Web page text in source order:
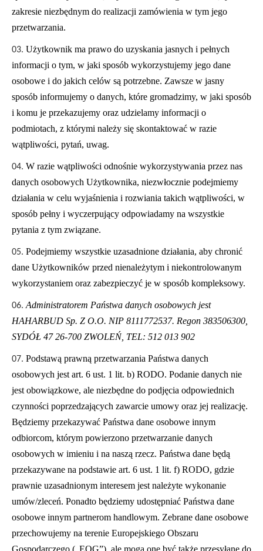
zakresie niezbędnym do realizacji zamówienia w tym jego
przetwarzania.
Użytkownik ma prawo do uzyskania jasnych i pełnych
informacji o tym, w jaki sposób wykorzystujemy jego dane
osobowe i do jakich celów są potrzebne. Zawsze w jasny
sposób informujemy o danych, które gromadzimy, w jaki sposób
i komu je przekazujemy oraz udzielamy informacji o
podmiotach, z którymi należy się skontaktować w razie
wątpliwości, pytań, uwag.
W razie wątpliwości odnośnie wykorzystywania przez nas
danych osobowych Użytkownika, niezwłocznie podejmiemy
działania w celu wyjaśnienia i rozwiania takich wątpliwości, w
sposób pełny i wyczerpujący odpowiadamy na wszystkie
pytania z tym związane.
Podejmiemy wszystkie uzasadnione działania, aby chronić
dane Użytkowników przed nienależytym i niekontrolowanym
wykorzystaniem oraz zabezpieczyć je w sposób kompleksowy.
Administratorem Państwa danych osobowych jest
HAHARBUD Sp. Z O.O. NIP 8111772537. Regon 383506300,
SYDÓŁ 47 26-700 ZWOLEŃ, TEL: 512 013 902
Podstawą prawną przetwarzania Państwa danych
osobowych jest art. 6 ust. 1 lit. b) RODO. Podanie danych nie
jest obowiązkowe, ale niezbędne do podjęcia odpowiednich
czynności poprzedzających zawarcie umowy oraz jej realizację.
Będziemy przekazywać Państwa dane osobowe innym
odbiorcom, którym powierzono przetwarzanie danych
osobowych w imieniu i na naszą rzecz. Państwa dane będą
przekazywane na podstawie art. 6 ust. 1 lit. f) RODO, gdzie
prawnie uzasadnionym interesem jest należyte wykonanie
umów/zleceń. Ponadto będziemy udostępniać Państwa dane
osobowe innym partnerom handlowym. Zebrane dane osobowe
przechowujemy na terenie Europejskiego Obszaru